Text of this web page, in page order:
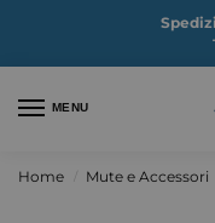
MENU
Home Mute e Accessori